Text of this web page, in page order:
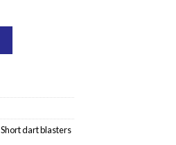
Short dart blasters